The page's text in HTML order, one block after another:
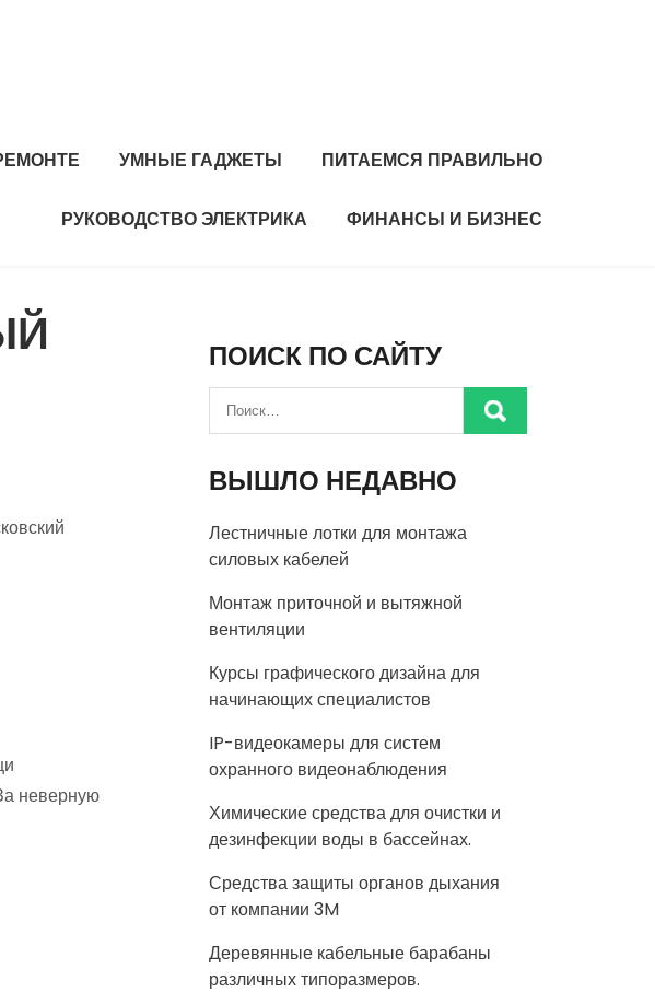
УМНЫЕ ГАДЖЕТЫ ПИТАЕМСЯ ПРАВИЛЬНО
РУКОВОДСТВО ЭЛЕКТРИКА ФИНАНСЫ И БИЗНЕС
неверную
ПОИСК ПО САЙТУ
ВЫШЛО НЕДАВНО
Лестничные лотки для монтажа
силовых кабелей
Монтаж приточной и вытяжной
вентиляции
Курсы графического дизайна для
начинающих специалистов
IP-видеокамеры для систем
охранного видеонаблюдения
Химические средства для очистки и
дезинфекции воды в бассейнах.
Средства защиты органов дыхания
от компании 3M
Деревянные кабельные барабаны
различных типоразмеров.